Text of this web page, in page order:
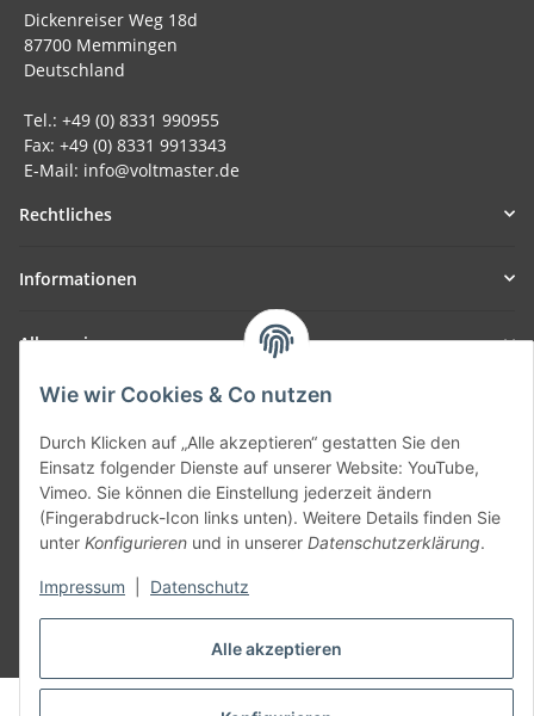
Alle akzeptieren
Wie wir Cookies & Co nutzen
Durch Klicken auf „Alle akzeptieren“ gestatten Sie den
Einsatz folgender Dienste auf unserer Website: YouTube,
Vimeo. Sie können die Einstellung jederzeit ändern
(Fingerabdruck-Icon links unten). Weitere Details finden Sie
unter Konfigurieren und in unserer Datenschutzerklärung.
Impressum Datenschutz
Dickenreiser Weg 18d
87700 Memmingen
Deutschland
Tel.: +49 (0) 8331 990955
Fax: +49 (0) 8331 9913343
E-Mail: info@voltmaster.de
Rechtliches
Informationen
Allgemein
Teil unseres Netzwerks:
SmoliTec - Safety. Simplified. Worldwide. ( B2B Shop )
Vertrag widerrufen
* Alle Preise inkl. gesetzlicher USt., zzgl.Versand
© voltmaster.de